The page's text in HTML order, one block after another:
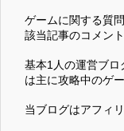
ゲームに関する質
該当記事のコメン
基本1人の運営ブ
は主に攻略中のゲ
当ブログはアフィ